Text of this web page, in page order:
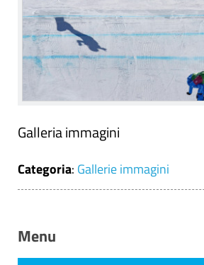
Galleria immagini
Categoria: Gallerie immagini
Menu